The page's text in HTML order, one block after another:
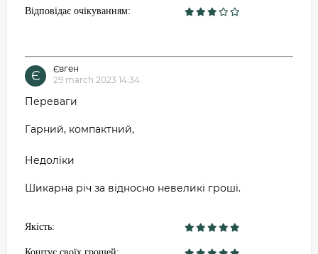
Відповідає очікуванням:
Є
Євген
29 march 2023 14:34
Переваги
Гарний, компактний,
Недоліки
Шикарна річ за відносно невеликі гроші.
Якість: